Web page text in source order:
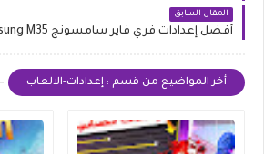
المقال السابق
أفضل إعدادات فري فاير سامسونج Samsung M35
أخر المواضيع من قسم : إعدادات-الالعاب